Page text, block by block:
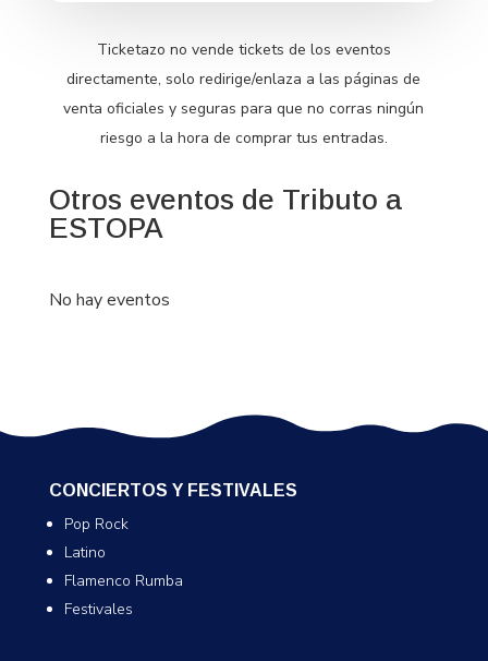
Ticketazo no vende tickets de los eventos
directamente, solo redirige/enlaza a las páginas de
venta oficiales y seguras para que no corras ningún
riesgo a la hora de comprar tus entradas.
Otros eventos de Tributo a
ESTOPA
No hay eventos
CONCIERTOS Y FESTIVALES
Pop Rock
Latino
Flamenco Rumba
Festivales